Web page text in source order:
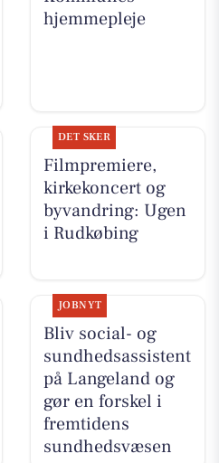
hjemmepleje
DET SKER
Filmpremiere,
kirkekoncert og
byvandring: Ugen
i Rudkøbing
JOBNYT
Bliv social- og
sundhedsassistent
på Langeland og
gør en forskel i
fremtidens
sundhedsvæsen